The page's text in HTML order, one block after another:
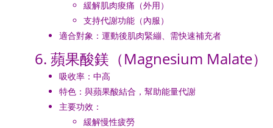
緩解肌肉痠痛（外用）
支持代謝功能（內服）
適合對象：運動後肌肉緊繃、需快速補充者
6. 蘋果酸鎂（Magnesium Malate）
吸收率：中高
特色：與蘋果酸結合，幫助能量代謝
主要功效：
緩解慢性疲勞